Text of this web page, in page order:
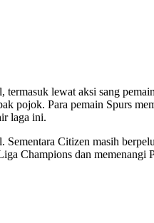
termasuk lewat aksi sang
pojok. Para pemain Spurs
laga ini.
Citizen masih
Champions dan memenangi